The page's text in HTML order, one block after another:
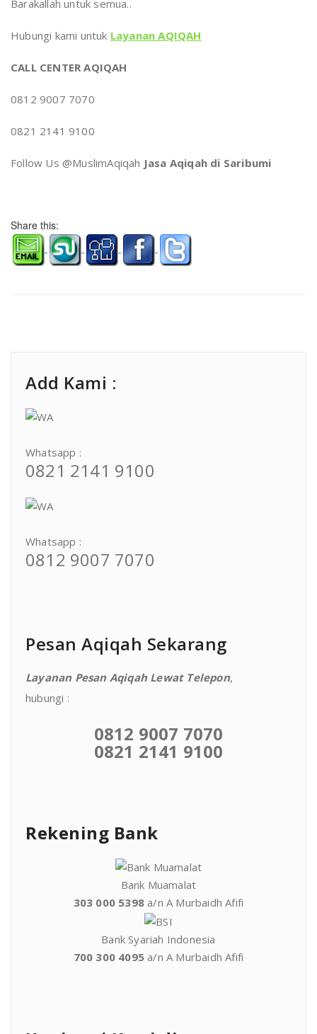
Barakallah untuk semua..
Hubungi kami untuk Layanan AQIQAH
CALL CENTER AQIQAH
0812 9007 7070
0821 2141 9100
Follow Us @MuslimAqiqah Jasa Aqiqah di Saribumi
Share this:
Add Kami :
Whatsapp :
0821 2141 9100
Whatsapp :
0812 9007 7070
Pesan Aqiqah Sekarang
Layanan Pesan Aqiqah Lewat Telepon,
hubungi :
0812 9007 7070
0821 2141 9100
Rekening Bank
Bank Muamalat
303 000 5398 a/n A Murbaidh Afifi
Bank Syariah Indonesia
700 300 4095 a/n A Murbaidh Afifi